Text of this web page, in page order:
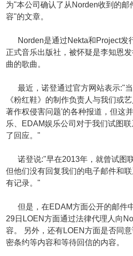
为"本公司确认了从Norden收到的邮
容"的文章。
Norden是通过Nekta和Project发
正式音乐出版社，被怀疑是李知恩
曲的歌曲。
最近，诺登通过官方网站表示:"当
《粉红鞋》的制作负责人与我们或
著作权侵害问题'的各种报道，但这
乐、EDAM娱乐公司对于我们试图
了回应。"
诺登说:"早在2013年，就曾试图联
但他们没有回复我们的电子邮件和
有记录。"
但是，在EDAM方面公开的邮件
29日LOEN方面通过法律代理人向
容。 另外，还有LOEN方面是否同
密条约等内容和等待回信的内容。